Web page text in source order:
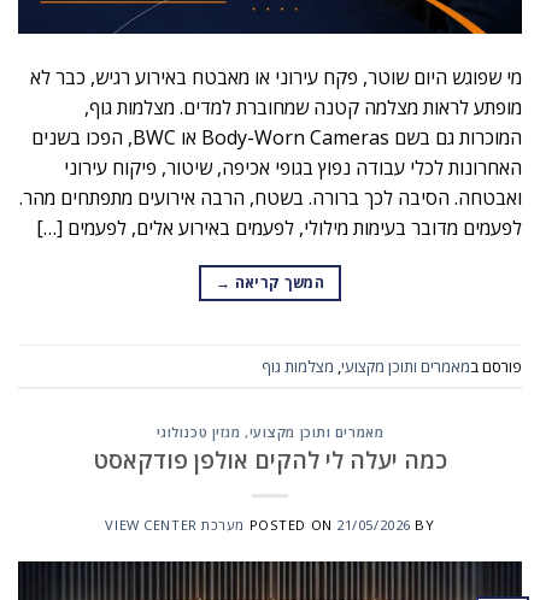
מי שפוגש היום שוטר, פקח עירוני או מאבטח באירוע רגיש, כבר לא
מופתע לראות מצלמה קטנה שמחוברת למדים. מצלמות גוף,
המוכרות גם בשם Body-Worn Cameras או BWC, הפכו בשנים
האחרונות לכלי עבודה נפוץ בגופי אכיפה, שיטור, פיקוח עירוני
ואבטחה. הסיבה לכך ברורה. בשטח, הרבה אירועים מתפתחים מהר.
לפעמים מדובר בעימות מילולי, לפעמים באירוע אלים, לפעמים […]
המשך קריאה →
פורסם במאמרים ותוכן מקצועי מצלמות גוף
מאמרים ותוכן מקצועי, מגזין טכנולוגי
כמה יעלה לי להקים אולפן פודקאסט
POSTED ON 21/05/2026 BY מערכת VIEW CENTER